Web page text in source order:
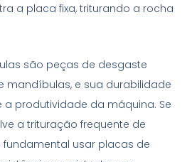
a placa fixa, triturando a rocha
são peças de desgaste
mandíbulas, e sua durabilidade
a produtividade da máquina. Se
a trituração frequente de
fundamental usar placas de